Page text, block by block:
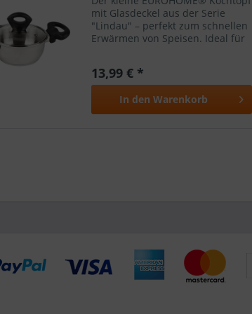
mit Glasdeckel aus der Serie
"Lindau" – perfekt zum schnellen
Erwärmen von Speisen. Ideal für
Must-Have in jeder Küche.
Kochtopf mit zwei...
13,99 € *
In den Warenkorb